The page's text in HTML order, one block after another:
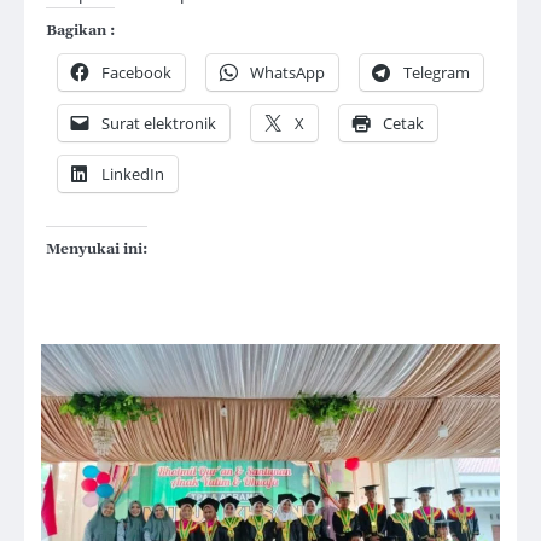
Bagikan :
Facebook WhatsApp Telegram
Surat elektronik X Cetak
LinkedIn
Menyukai ini: